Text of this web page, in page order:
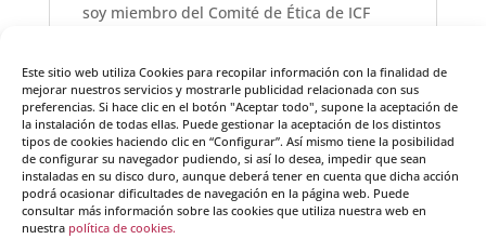
Este sitio web utiliza Cookies para recopilar información con la finalidad de
mejorar nuestros servicios y mostrarle publicidad relacionada con sus
preferencias. Si hace clic en el botón "Aceptar todo", supone la aceptación de
la instalación de todas ellas. Puede gestionar la aceptación de los distintos
tipos de cookies haciendo clic en “Configurar”. Así mismo tiene la posibilidad
de configurar su navegador pudiendo, si así lo desea, impedir que sean
instaladas en su disco duro, aunque deberá tener en cuenta que dicha acción
podrá ocasionar dificultades de navegación en la página web. Puede
consultar más información sobre las cookies que utiliza nuestra web en
nuestra política de cookies.
soy miembro del Comité de Ética de ICF
certificadora en OCC-Internacional, además
de escritora.
Experta en coaching sistémico individual y
de equipos, en PNL, inteligencia emocional,
EFT, mindfulness para el estrés y para la
compasión, eneagrama, constelaciones
familiares y organizacionales, técnicas de